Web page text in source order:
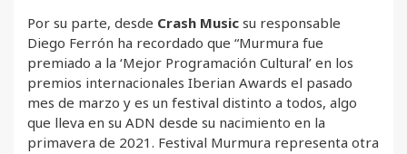
Por su parte, desde Crash Music su responsable
Diego Ferrón ha recordado que “Murmura fue
premiado a la ‘Mejor Programación Cultural’ en los
premios internacionales Iberian Awards el pasado
mes de marzo y es un festival distinto a todos, algo
que lleva en su ADN desde su nacimiento en la
primavera de 2021. Festival Murmura representa otra